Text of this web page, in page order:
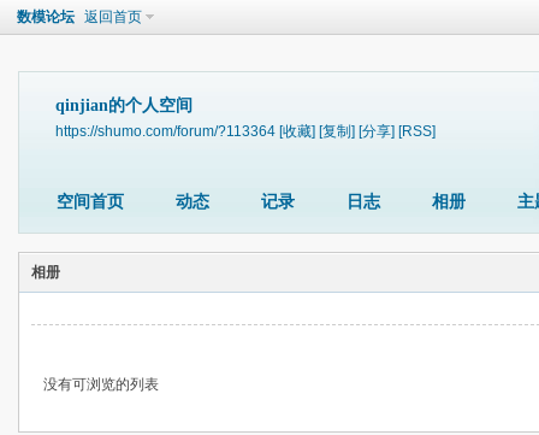
数模论坛 返回首页
qinjian的个人空间
https://shumo.com/forum/?113364 [收藏] [复制] [分享] [RSS]
空间首页 动态 记录 日志 相册 主
相册
没有可浏览的列表